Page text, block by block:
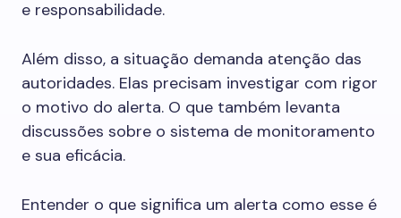
e responsabilidade.
Além disso, a situação demanda atenção das
autoridades. Elas precisam investigar com rigor
o motivo do alerta. O que também levanta
discussões sobre o sistema de monitoramento
e sua eficácia.
Entender o que significa um alerta como esse é